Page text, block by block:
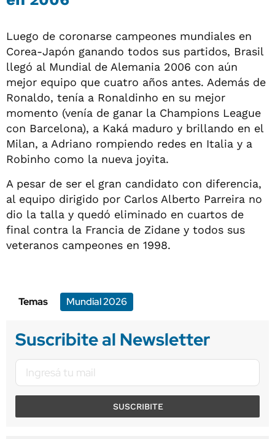
Luego de coronarse campeones mundiales en
Corea-Japón ganando todos sus partidos, Brasil
llegó al Mundial de Alemania 2006 con aún
mejor equipo que cuatro años antes. Además de
Ronaldo, tenía a Ronaldinho en su mejor
momento (venía de ganar la Champions League
con Barcelona), a Kaká maduro y brillando en el
Milan, a Adriano rompiendo redes en Italia y a
Robinho como la nueva joyita.
A pesar de ser el gran candidato con diferencia,
al equipo dirigido por Carlos Alberto Parreira no
dio la talla y quedó eliminado en cuartos de
final contra la Francia de Zidane y todos sus
veteranos campeones en 1998.
Temas Mundial 2026
Suscribite al Newsletter
SUSCRIBITE